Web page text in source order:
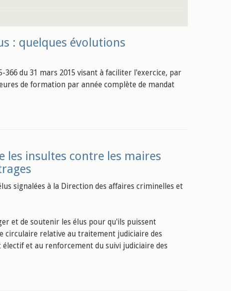
: quelques évolutions
du 31 mars 2015 visant à faciliter l'exercice, par
de formation par année complète de mandat
les insultes contre les maires
signalées à la Direction des affaires criminelles et
et de soutenir les élus pour qu'ils puissent
circulaire relative au traitement judiciaire des
et au renforcement du suivi judiciaire des